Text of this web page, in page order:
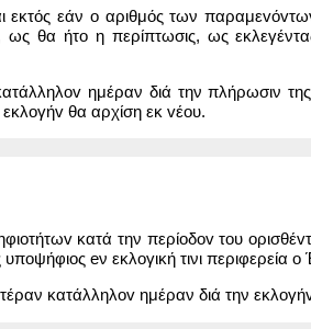
εκτός εάν o αριθμός των
θα ήτο η περίπτωσις, ως
ημέραν διά την πλήρωσιν
εκλoγήv θα αρχίση εκ vέoυ.
κατά την περίoδov του
eν εκλογική τινι
κατάλληλov ημέραν διά την